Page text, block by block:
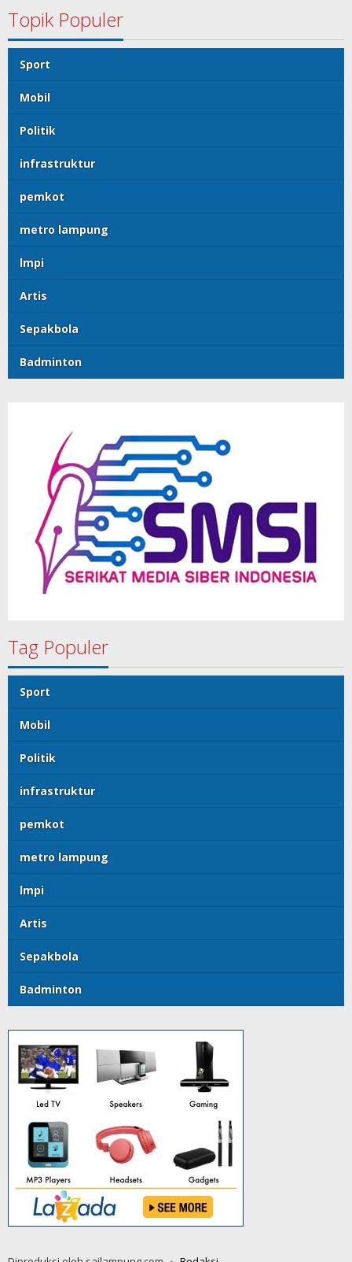
Topik Populer
Sport
Mobil
Politik
infrastruktur
pemkot
metro lampung
lmpi
Artis
Sepakbola
Badminton
Tag Populer
Sport
Mobil
Politik
infrastruktur
pemkot
metro lampung
lmpi
Artis
Sepakbola
Badminton